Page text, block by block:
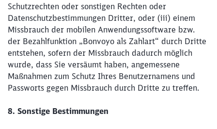
Schutzrechten oder sonstigen Rechten oder
Datenschutzbestimmungen Dritter, oder (iii) einem
Missbrauch der mobilen Anwendungssoftware bzw.
der Bezahlfunktion „Bonvoyo als Zahlart“ durch Dritte
entstehen, sofern der Missbrauch dadurch möglich
wurde, dass Sie versäumt haben, angemessene
Maßnahmen zum Schutz Ihres Benutzernamens und
Passworts gegen Missbrauch durch Dritte zu treffen.
8. Sonstige Bestimmungen